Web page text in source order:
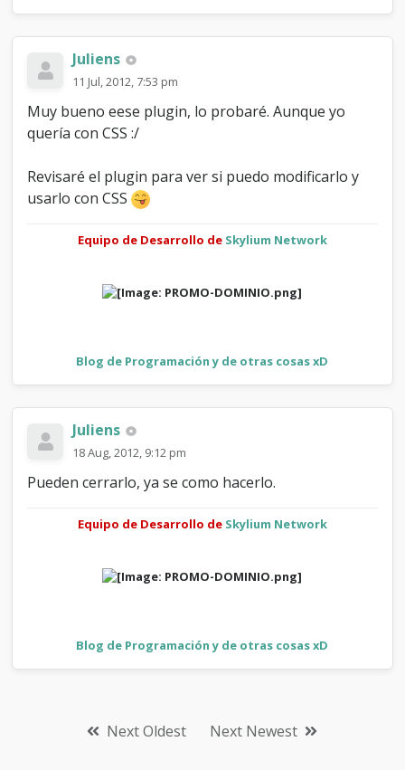
Juliens
11 Jul, 2012, 7:53 pm
Muy bueno eese plugin, lo probaré. Aunque yo
quería con CSS :/
Revisaré el plugin para ver si puedo modificarlo y
usarlo con CSS
Equipo de Desarrollo de Skylium Network
Blog de Programación y de otras cosas xD
Juliens
18 Aug, 2012, 9:12 pm
Pueden cerrarlo, ya se como hacerlo.
Equipo de Desarrollo de Skylium Network
Blog de Programación y de otras cosas xD
Next Oldest Next Newest